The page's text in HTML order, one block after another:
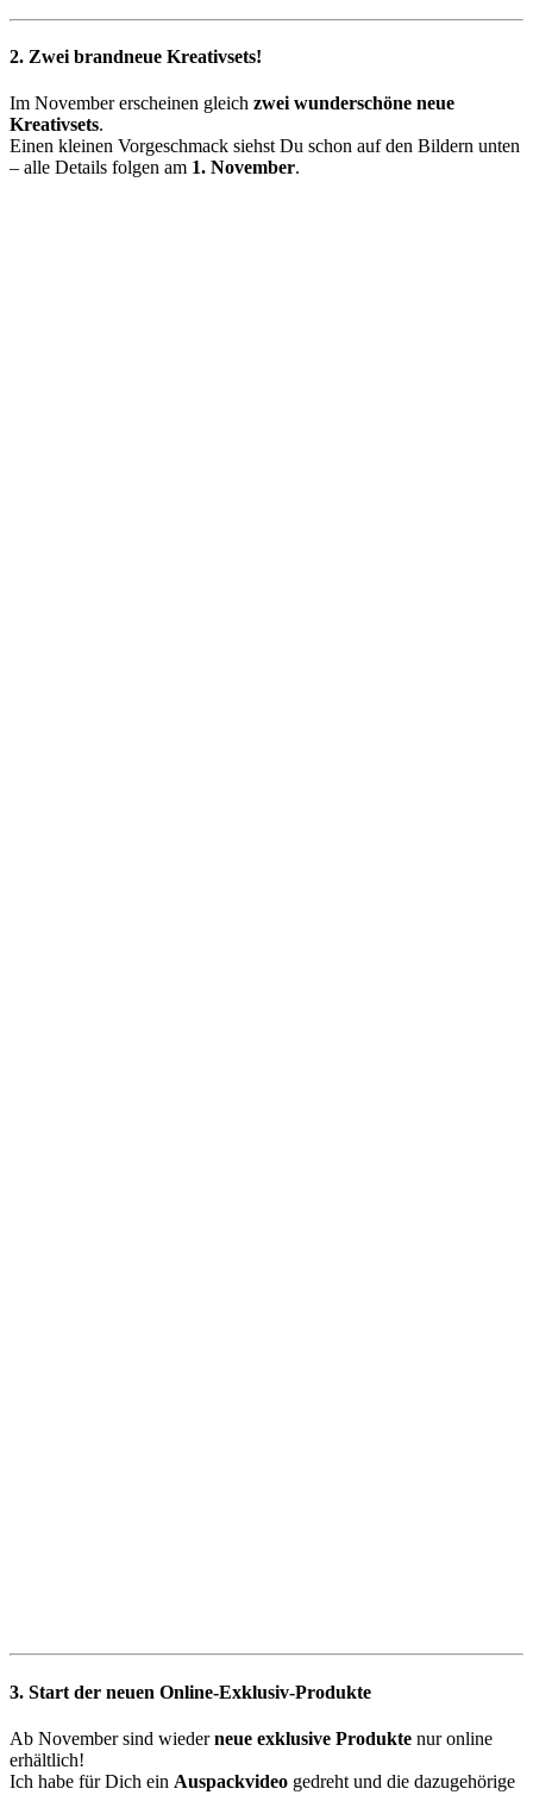
2. Zwei brandneue Kreativsets!
Im November erscheinen gleich zwei wunderschöne neue
Kreativsets.
Einen kleinen Vorgeschmack siehst Du schon auf den Bildern unten
– alle Details folgen am 1. November.
3. Start der neuen Online-Exklusiv-Produkte
Ab November sind wiederneue exklusive Produkte nur online
erhältlich!
Ich habe für Dich ein Auspackvideo gedreht und die dazugehörige